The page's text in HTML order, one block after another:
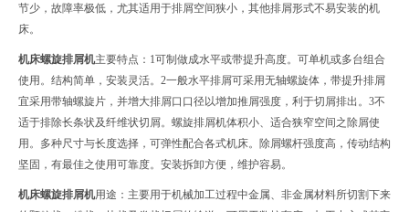
节少，故障率极低，尤其适用于排屑空间狭小，其他排屑形式不易安装的机
床。
机床螺旋排屑机主要特点：1可制做成水平或带提升高度。可单机或多台组合
使用。结构简单，安装灵活。2一般水平排屑可采用无轴螺旋体，带提升排屑
宜采用带轴螺旋片，并增大排屑口口径以增加推屑强度，利于切屑排出。3不
适于排除长条状及纤维状切屑。螺旋排屑机体积小、适合狭窄空间之除屑使
用。多种尺寸与长度选择，可弹性配合各式机床。除屑螺杆强度高，传动结构
坚固，有最佳之使用可靠度。安装拆卸方便，维护容易。
机床螺旋排屑机用途：主要用于机械加工过程中金属、非金属材料所切割下来